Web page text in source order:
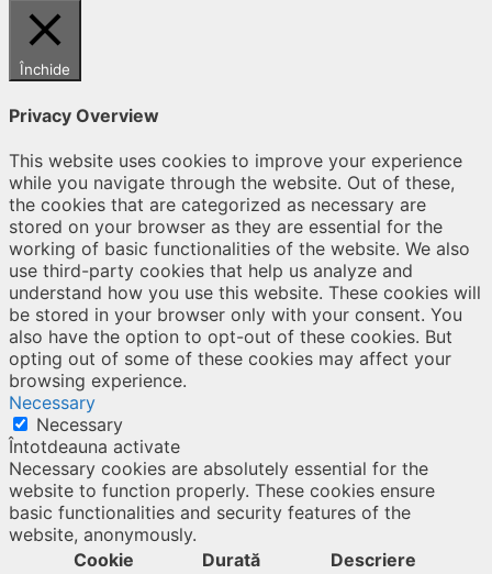
Închide
Privacy Overview
This website uses cookies to improve your experience
while you navigate through the website. Out of these,
the cookies that are categorized as necessary are
stored on your browser as they are essential for the
working of basic functionalities of the website. We also
use third-party cookies that help us analyze and
understand how you use this website. These cookies will
be stored in your browser only with your consent. You
also have the option to opt-out of these cookies. But
opting out of some of these cookies may affect your
browsing experience.
Necessary
Necessary
Întotdeauna activate
Necessary cookies are absolutely essential for the
website to function properly. These cookies ensure
basic functionalities and security features of the
website, anonymously.
Cookie
Durată Descriere